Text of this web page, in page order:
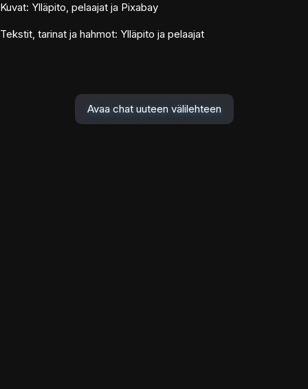
Kuvat: Ylläpito, pelaajat ja Pixabay
Tekstit, tarinat ja hahmot: Ylläpito ja pelaajat
Avaa chat uuteen välilehteen